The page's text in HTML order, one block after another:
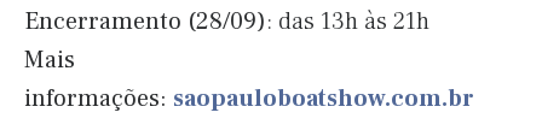
Encerramento (28/09): das 13h às 21h
Mais
informações: saopauloboatshow.com.br